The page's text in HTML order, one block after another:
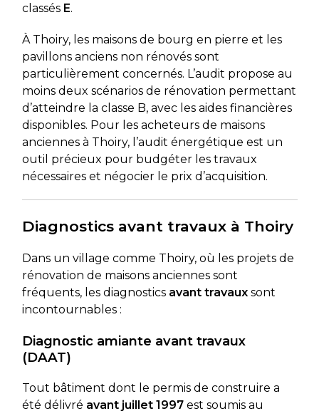
classés E.
À Thoiry, les maisons de bourg en pierre et les
pavillons anciens non rénovés sont
particulièrement concernés. L’audit propose au
moins deux scénarios de rénovation permettant
d’atteindre la classe B, avec les aides financières
disponibles. Pour les acheteurs de maisons
anciennes à Thoiry, l’audit énergétique est un
outil précieux pour budgéter les travaux
nécessaires et négocier le prix d’acquisition.
Diagnostics avant travaux à Thoiry
Dans un village comme Thoiry, où les projets de
rénovation de maisons anciennes sont
fréquents, les diagnostics avant travauxsont
incontournables :
Diagnostic amiante avant travaux
(DAAT)
Tout bâtiment dont le permis de construire a
été délivré avant juillet 1997est soumis au